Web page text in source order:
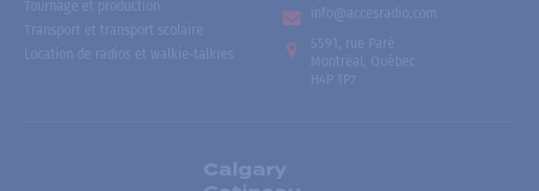
Tournage et production
Transport et transport scolaire
Location de radios et walkie-talkies
info@accesradio.com
5591, rue Paré
Montréal, Québec
H4P 1P7
Calgary